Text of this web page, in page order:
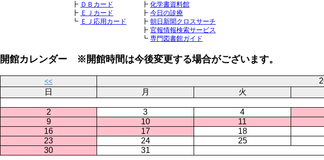
┣ ＤＢカード ┣ 化学書資料館
┣ ＥＪカード ┣ 今日の診療
┗ ＥＪ応用カード ┣ 朝日新聞クロスサーチ
┣ 官報情報検索サービス
┗ 専門図書館ガイド
開館カレンダー ※開館時間は今後変更する場合がございます。
<<
日 月 火
2
3 4
9
10 11
16
17 18
23
24 25
30
31